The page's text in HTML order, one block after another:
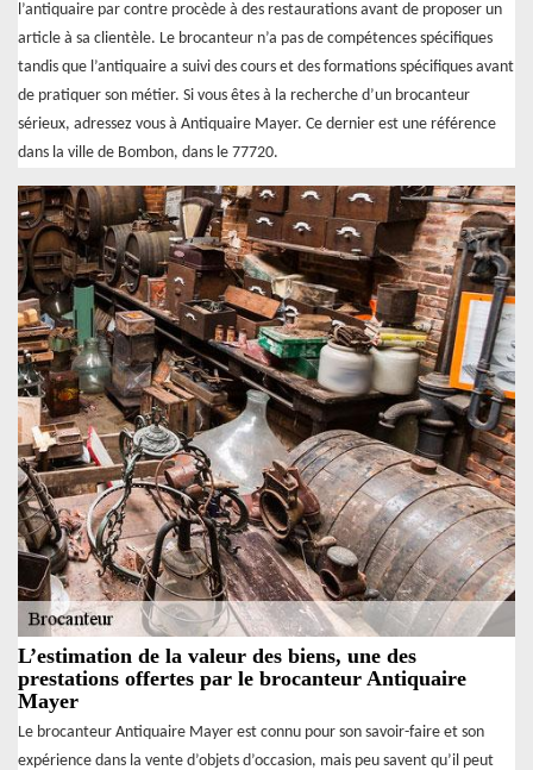
l’antiquaire par contre procède à des restaurations avant de proposer un
article à sa clientèle. Le brocanteur n’a pas de compétences spécifiques
tandis que l’antiquaire a suivi des cours et des formations spécifiques avant
de pratiquer son métier. Si vous êtes à la recherche d’un brocanteur
sérieux, adressez vous à Antiquaire Mayer. Ce dernier est une référence
dans la ville de Bombon, dans le 77720.
L’estimation de la valeur des biens, une des
prestations offertes par le brocanteur Antiquaire
Mayer
Le brocanteur Antiquaire Mayer est connu pour son savoir-faire et son
expérience dans la vente d’objets d’occasion, mais peu savent qu’il peut